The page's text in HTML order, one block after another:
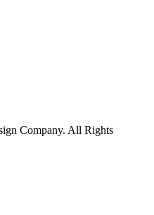
Company. All Rights